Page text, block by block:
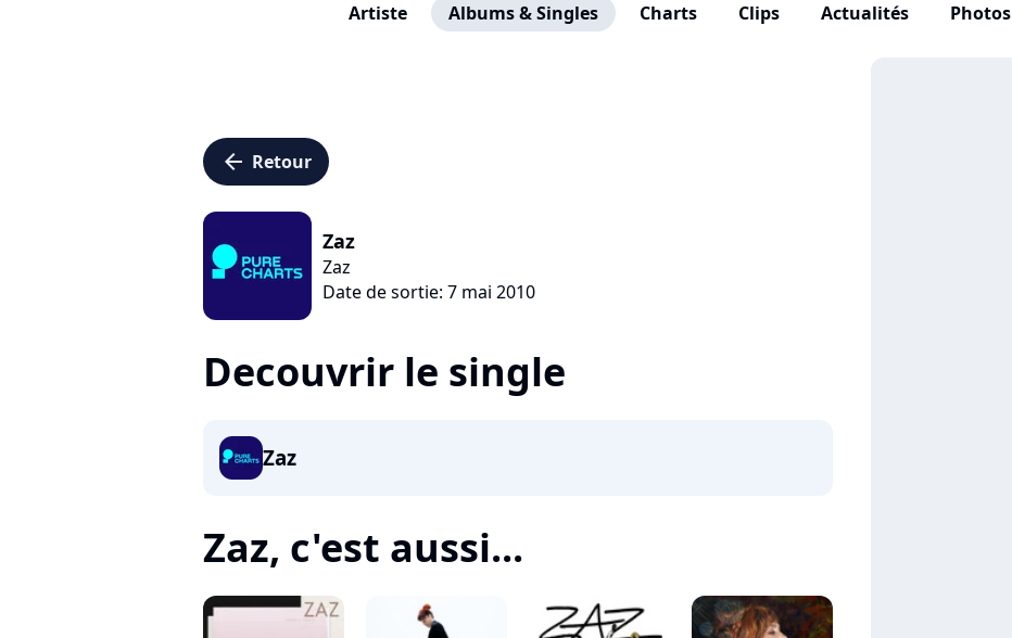
Artiste Albums & Singles Charts Clips Actualités Photos
arrow_left Retour
Zaz
Zaz
Date de sortie: 7 mai 2010
Decouvrir le single
Zaz
Zaz, c'est aussi...